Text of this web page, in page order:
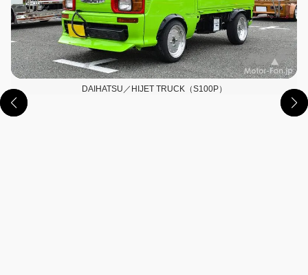
DAIHATSU／HIJET TRUCK（S100P）